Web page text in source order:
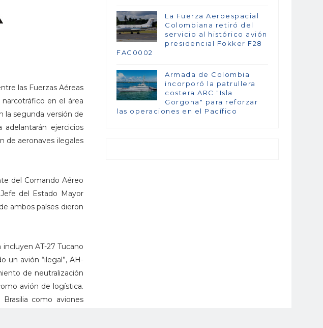
las Fuerzas Aéreas
en el área
la segunda versión de
adelantarán ejercicios
de aeronaves ilegales
del Comando Aéreo
del Estado Mayor
ambos países dieron
AT-27 Tucano
un avión “ilegal”, AH-
de neutralización
avión de logística.
como aviones
La Fuerza Aeroespacial
Colombiana retiró del
servicio al histórico avión
presidencial Fokker F28
FAC0002
Armada de Colombia
incorporó la patrullera
costera ARC "Isla
Gorgona" para reforzar
las operaciones en el Pacífico